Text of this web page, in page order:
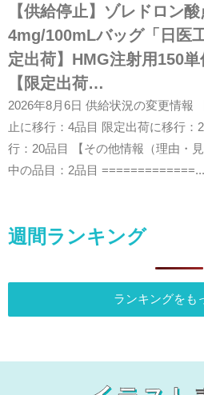
【供給停止】ゾレドロン
4mg/100mLバッグ「日医
定出荷】HMG注射用150単
【限定出荷…
2026年8月6日 供給状況の変更情報
止に移行：4品目 限定出荷に移行：
行：20品目 【その他情報（理由・
中の品目：2品目 =============...
週間ランキング
ランキングをも